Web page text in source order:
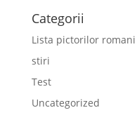
Categorii
Lista pictorilor romani
stiri
Test
Uncategorized